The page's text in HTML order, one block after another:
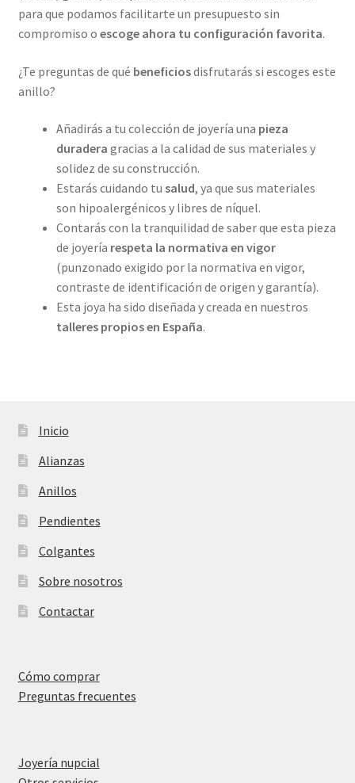
para que podamos facilitarte un presupuesto sin
compromiso o escoge ahora tu configuración favorita.
¿Te preguntas de qué beneficiosdisfrutarás si escoges este
anillo?
Añadirás a tu colección de joyería una pieza
duradera gracias a la calidad de sus materiales y
solidez de su construcción.
Estarás cuidando tu salud, ya que sus materiales
son hipoalergénicos y libres de níquel.
Contarás con la tranquilidad de saber que esta pieza
de joyería respeta la normativa en vigor
(punzonado exigido por la normativa en vigor,
contraste de identificación de origen y garantía).
Esta joya ha sido diseñada y creada en nuestros
talleres propiosen España.
Inicio
Alianzas
Anillos
Pendientes
Colgantes
Sobre nosotros
Contactar
Cómo comprar
Preguntas frecuentes
Joyería nupcial